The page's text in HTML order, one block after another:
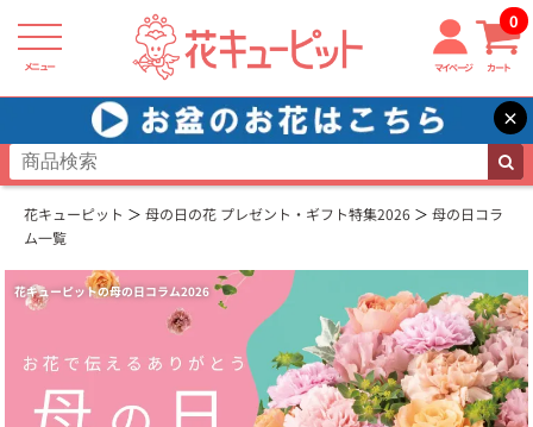
メニュー マイページ カート
0
×
花キューピット 母の日の花 プレゼント・ギフト特集2026
母の日コラ
ム一覧
花キューピットの母の日コラム2026